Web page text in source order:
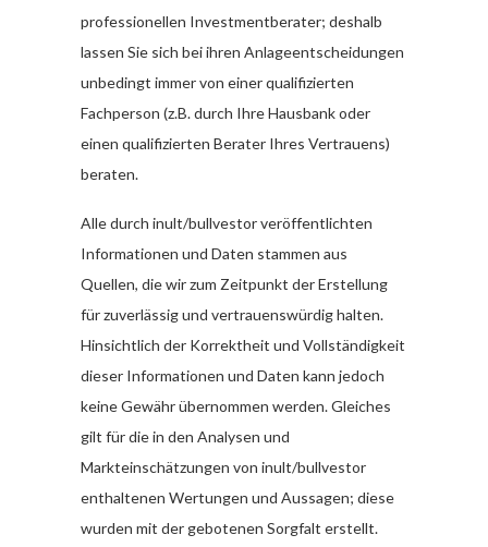
professionellen Investmentberater; deshalb
lassen Sie sich bei ihren Anlageentscheidungen
unbedingt immer von einer qualifizierten
Fachperson (z.B. durch Ihre Hausbank oder
einen qualifizierten Berater Ihres Vertrauens)
beraten.
Alle durch inult/bullvestor veröffentlichten
Informationen und Daten stammen aus
Quellen, die wir zum Zeitpunkt der Erstellung
für zuverlässig und vertrauenswürdig halten.
Hinsichtlich der Korrektheit und Vollständigkeit
dieser Informationen und Daten kann jedoch
keine Gewähr übernommen werden. Gleiches
gilt für die in den Analysen und
Markteinschätzungen von inult/bullvestor
enthaltenen Wertungen und Aussagen; diese
wurden mit der gebotenen Sorgfalt erstellt.